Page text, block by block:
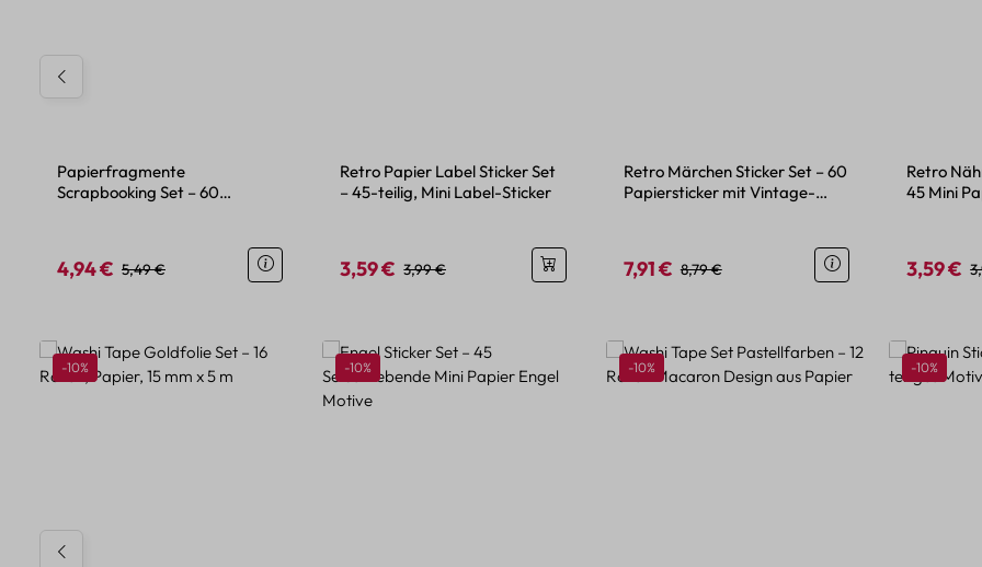
Papierfragmente
Scrapbooking Set – 60
Verkaufspreis:
4,94 € Regulärer Preis:
5,49 €
Retro Papier Label Sticker Set
– 45-teilig, Mini Label-Sticker
Verkaufspreis:
3,59 € Regulärer Preis:
3,99 €
Retro Märchen Sticker Set – 60
Papiersticker mit Vintage-
Verkaufspreis:
7,91 € Regulärer Preis:
8,79 €
Retro
45 Mini
3,59 €
Produktgalerie überspringen
Rabatt
-10% Rabatt
-10% Rabatt
-10% Rabatt
-10%